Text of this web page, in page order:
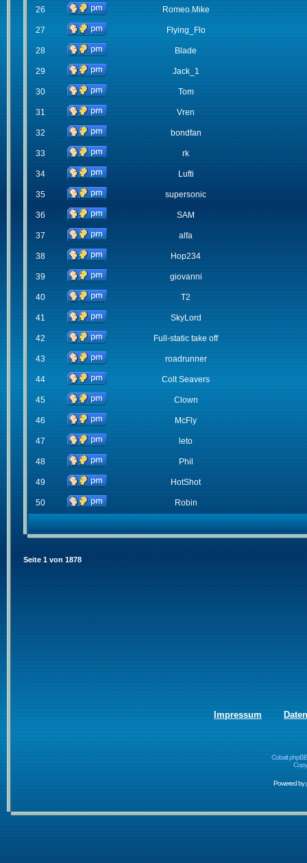
26 Romeo.Mike
27 Flying_Flo
28 Blade
29 Jack_1
30 Tom
31 Vren
32 bondfan
33 rk
34 Lufti
35 supersonic
36 SAM
37 alfa
38 Hop234
39 giovanni
40 T2
41 SkyLord
42 Full-static take off
43 roadrunner
44 Colt Seavers
45 Clown
46 McFly
47 leto
48 Phil
49 HotShot
50 Robin
Seite 1 von 1878
Impressum
Cobalt
Powered by